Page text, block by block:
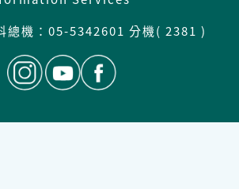
總機： 05-5342601 分機( 2381 )